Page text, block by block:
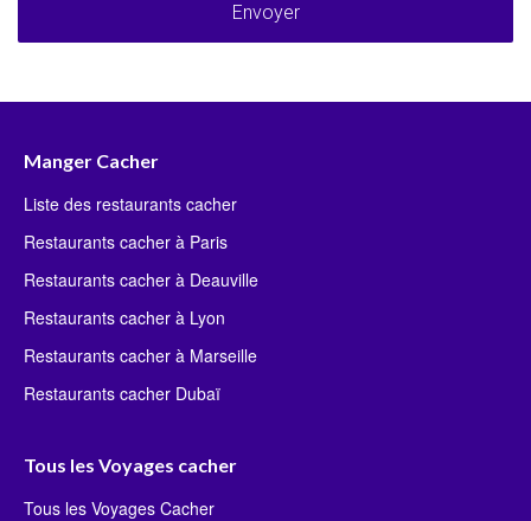
Envoyer
Manger Cacher
Liste des restaurants cacher
Restaurants cacher à Paris
Restaurants cacher à Deauville
Restaurants cacher à Lyon
Restaurants cacher à Marseille
Restaurants cacher Dubaï
Tous les Voyages cacher
Tous les Voyages Cacher